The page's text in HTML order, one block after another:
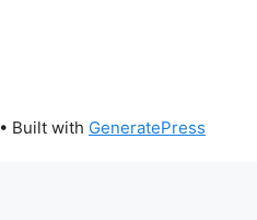
• Built with GeneratePress